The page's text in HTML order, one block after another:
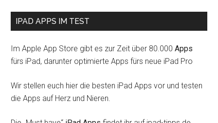
IPAD APPS IM TEST
Im Apple App Store gibt es zur Zeit über 80.000Apps
fürs iPad, darunter optimierte Apps fürs neue iPad Pro
Wir stellen euch hier die besten iPad Apps vor und testen
die Apps auf Herz und Nieren.